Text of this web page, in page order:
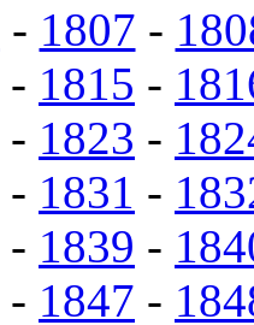
- 1807 -
- 1815 -
- 1823 -
- 1831 -
- 1839 -
- 1847 -